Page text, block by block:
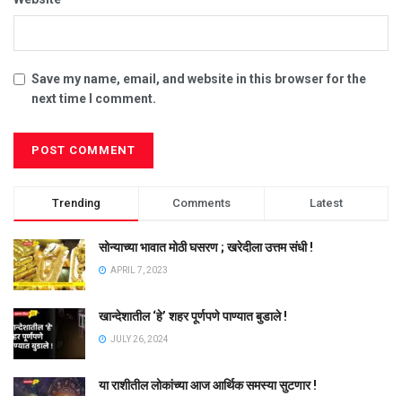
Save my name, email, and website in this browser for the
next time I comment.
Trending Comments Latest
सोन्याच्या भावात मोठी घसरण ; खरेदीला उत्तम संधी !
APRIL 7, 2023
खान्देशातील ‘हे’ शहर पूर्णपणे पाण्यात बुडाले !
JULY 26, 2024
या राशीतील लोकांच्या आज आर्थिक समस्या सुटणार !